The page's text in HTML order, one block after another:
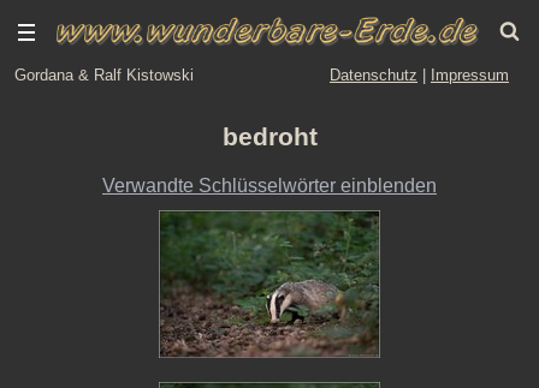
Gordana & Ralf Kistowski Datenschutz Impressum
bedroht
Verwandte Schlüsselwörter einblenden